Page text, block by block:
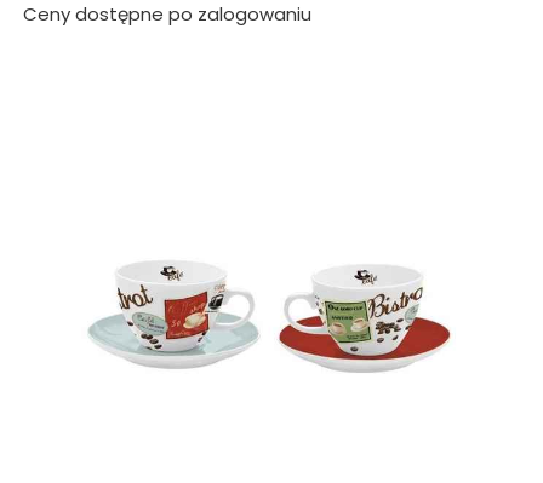
Ceny dostępne po zalogowaniu